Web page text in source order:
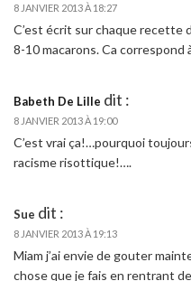
8 JANVIER 2013 À 18:27
C’est écrit sur chaque recette
8-10 macarons. Ca
Babeth De Lille dit :
8 JANVIER 2013 À 19:00
C’est vrai ça!…pourquoi
racisme risottique!….
Sue dit :
8 JANVIER 2013 À 19:13
Miam j’ai envie de gouter
chose que je fais en rentrant